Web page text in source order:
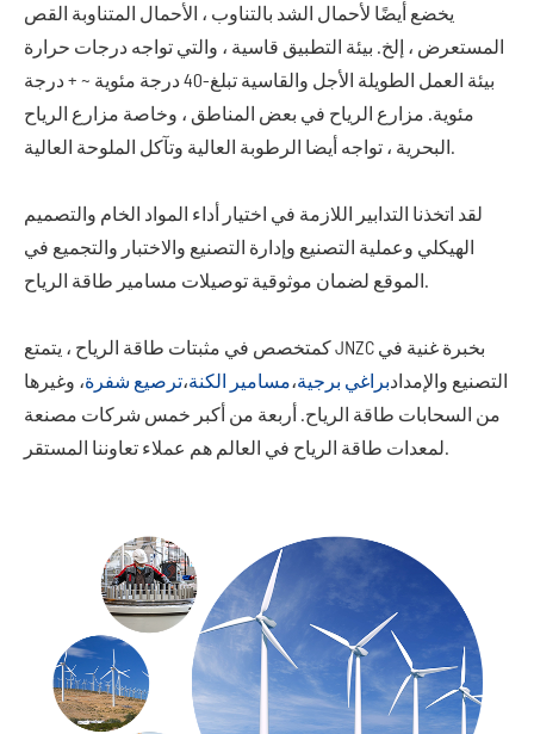
يخضع أيضًا لأحمال الشد بالتناوب ، الأحمال المتناوبة القص
المستعرض ، إلخ. بيئة التطبيق قاسية ، والتي تواجه درجات حرارة
بيئة العمل الطويلة الأجل والقاسية تبلغ-40 درجة مئوية ~ + درجة
مئوية. مزارع الرياح في بعض المناطق ، وخاصة مزارع الرياح
البحرية ، تواجه أيضا الرطوبة العالية وتآكل الملوحة العالية.
لقد اتخذنا التدابير اللازمة في اختيار أداء المواد الخام والتصميم
الهيكلي وعملية التصنيع وإدارة التصنيع والاختبار والتجميع في
الموقع لضمان موثوقية توصيلات مسامير طاقة الرياح.
كمتخصص في مثبتات طاقة الرياح ، يتمتع JNZC بخبرة غنية في
التصنيع والإمدادبراغي برجية،مسامير الكنة،ترصيع شفرة، وغيرها
من السحابات طاقة الرياح. أربعة من أكبر خمس شركات مصنعة
لمعدات طاقة الرياح في العالم هم عملاء تعاوننا المستقر.